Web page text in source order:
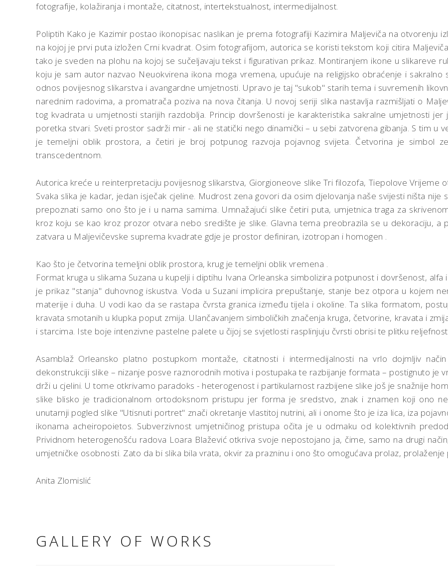
fotografije, kolažiranja i montaže, citatnost, intertekstualnost, intermedijalnost.
Poliptih Kako je Kazimir postao ikonopisac naslikan je prema fotografiji Kazimira Maljeviča na otvorenju
na kojoj je prvi puta izložen Crni kvadrat. Osim fotografijom, autorica se koristi tekstom koji citira
tako je sveden na plohu na kojoj se sučeljavaju tekst i figurativan prikaz. Montiranjem ikone u slikareve
koju je sam autor nazvao Neuokvirena ikona moga vremena, upućuje na religijsko obraćenje i
odnos povijesnog slikarstva i avangardne umjetnosti. Upravo je taj "sukob" starih tema i suvremenih
narednim radovima, a promatrača poziva na nova čitanja. U novoj seriji slika nastavlja razmišljati o
tog kvadrata u umjetnosti starijih razdoblja. Princip dovršenosti je karakteristika sakralne umjetnosti
poretka stvari. Sveti prostor sadrži mir - ali ne statički nego dinamički – u sebi zatvorena gibanja. S tim u
je temeljni oblik prostora, a četiri je broj potpunog razvoja pojavnog svijeta. Četvorina je simbol
transcedentnom.
Autorica kreće u reinterpretaciju povijesnog slikarstva, Giorgioneove slike Tri filozofa, Tiepolove Vrijeme
Svaka slika je kadar, jedan isječak cjeline. Mudrost zena govori da osim djelovanja naše svijesti ništa
prepoznati samo ono što je i u nama samima. Umnažajući slike četiri puta, umjetnica traga za
kroz koju se kao kroz prozor otvara nebo središte je slike. Glavna tema preobrazila se u dekoraciju, a
zatvara u Maljevičevske suprema kvadrate gdje je prostor definiran, izotropan i homogen .
Kao što je četvorina temeljni oblik prostora, krug je temeljni oblik vremena .
Format kruga u slikama Suzana u kupelji i diptihu Ivana Orleanska simbolizira potpunost i dovršenost,
je prikaz "stanja" duhovnog iskustva. Voda u Suzani implicira prepuštanje, stanje bez otpora u kojem
materije i duha. U vodi kao da se rastapa čvrsta granica između tijela i okoline. Ta slika formatom,
kravata smotanih u klupka poput zmija. Ulančavanjem simboličkih značenja kruga, četvorine, kravata i
i starcima. Iste boje intenzivne pastelne palete u čijoj se svjetlosti rasplinjuju čvrsti obrisi te plitku
Asamblaž Orleansko platno postupkom montaže, citatnosti i intermedijalnosti na vrlo dojmljiv
dekonstrukciji slike – nizanje posve raznorodnih motiva i postupaka te razbijanje formata – postignuto je
drži u cjelini. U tome otkrivamo paradoks - heterogenost i partikularnost razbijene slike još je snažnije
slike blisko je tradicionalnom ortodoksnom pristupu jer forma je sredstvo, znak i znamen koji ono
unutarnji pogled slike "Utisnuti portret" znači okretanje vlastitoj nutrini, ali i onome što je iza lica, iza
ikonama acheiropoietos. Subverzivnost umjetničinog pristupa očita je u odmaku od kolektivnih
Prividnom heterogenošću radova Loara Blažević otkriva svoje nepostojano ja, čime, samo na drugi
umjetničke osobnosti. Zato da bi slika bila vrata, okvir za prazninu i ono što omogućava prolaz,
Anita Zlomislić
GALLERY OF WORKS